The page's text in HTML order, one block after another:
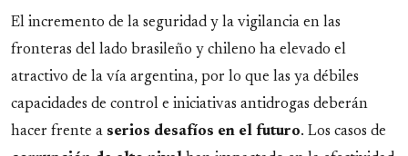
El incremento de la seguridad y la vigilancia en las
fronteras del lado brasileño y chileno ha elevado el
atractivo de la vía argentina, por lo que las ya débiles
capacidades de control e iniciativas antidrogas deberán
hacer frente a serios desafíos en el futuro. Los casos de